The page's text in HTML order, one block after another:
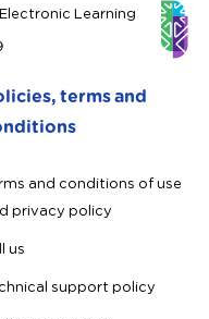
Learning
terms and
and conditions of use
privacy policy
us
support policy